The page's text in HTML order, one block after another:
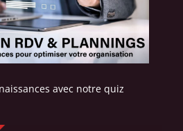
avec notre quiz